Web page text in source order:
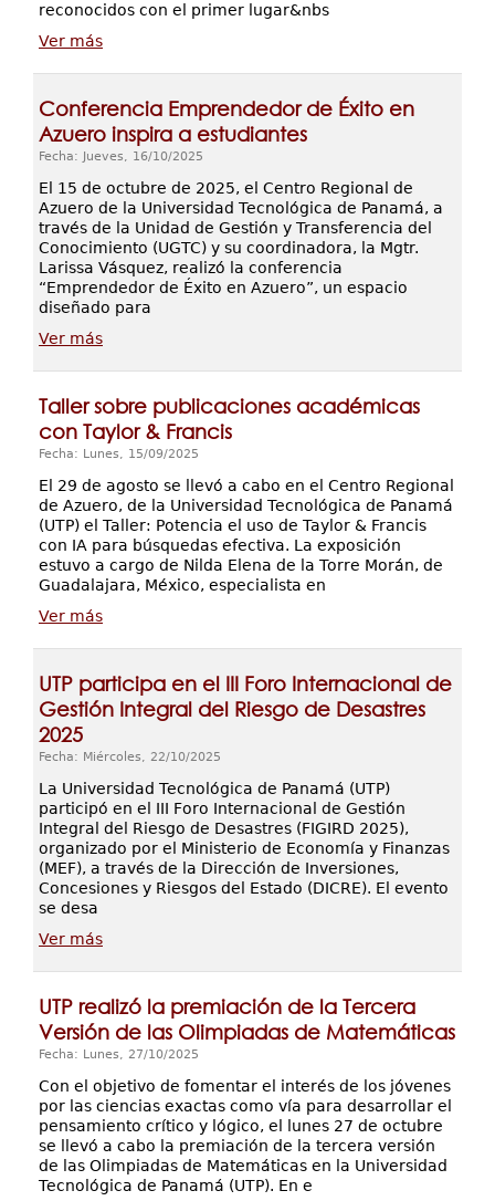
reconocidos con el primer lugar&nbs
Ver más
Conferencia Emprendedor de Éxito en
Azuero inspira a estudiantes
Fecha: Jueves, 16/10/2025
El 15 de octubre de 2025, el Centro Regional de
Azuero de la Universidad Tecnológica de Panamá, a
través de la Unidad de Gestión y Transferencia del
Conocimiento (UGTC) y su coordinadora, la Mgtr.
Larissa Vásquez, realizó la conferencia
“Emprendedor de Éxito en Azuero”, un espacio
diseñado para
Ver más
Taller sobre publicaciones académicas
con Taylor & Francis
Fecha: Lunes, 15/09/2025
El 29 de agosto se llevó a cabo en el Centro Regional
de Azuero, de la Universidad Tecnológica de Panamá
(UTP) el Taller: Potencia el uso de Taylor & Francis
con IA para búsquedas efectiva. La exposición
estuvo a cargo de Nilda Elena de la Torre Morán, de
Guadalajara, México, especialista en
Ver más
UTP participa en el III Foro Internacional de
Gestión Integral del Riesgo de Desastres
2025
Fecha: Miércoles, 22/10/2025
La Universidad Tecnológica de Panamá (UTP)
participó en el III Foro Internacional de Gestión
Integral del Riesgo de Desastres (FIGIRD 2025),
organizado por el Ministerio de Economía y Finanzas
(MEF), a través de la Dirección de Inversiones,
Concesiones y Riesgos del Estado (DICRE). El evento
se desa
Ver más
UTP realizó la premiación de la Tercera
Versión de las Olimpiadas de Matemáticas
Fecha: Lunes, 27/10/2025
Con el objetivo de fomentar el interés de los jóvenes
por las ciencias exactas como vía para desarrollar el
pensamiento crítico y lógico, el lunes 27 de octubre
se llevó a cabo la premiación de la tercera versión
de las Olimpiadas de Matemáticas en la Universidad
Tecnológica de Panamá (UTP). En e